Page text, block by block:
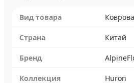
Вид товара
Страна Китай
Бренд
Коллекция Huron